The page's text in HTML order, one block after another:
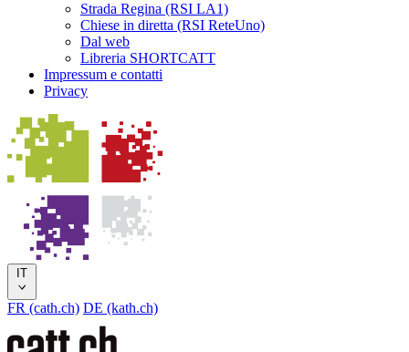
Strada Regina (RSI LA1)
Chiese in diretta (RSI ReteUno)
Dal web
Libreria SHORTCATT
Impressum e contatti
Privacy
IT
FR (cath.ch) DE (kath.ch)